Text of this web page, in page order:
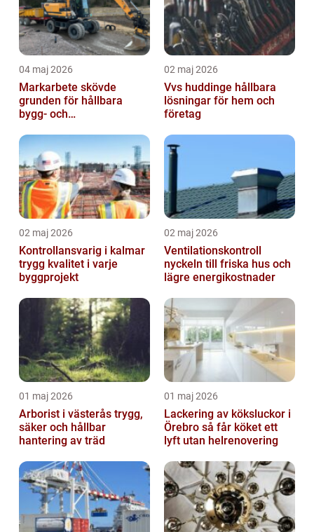
04 maj 2026
Markarbete skövde
grunden för hållbara
bygg- och
02 maj 2026
Vvs huddinge hållbara
lösningar för hem och
företag
02 maj 2026
Kontrollansvarig i kalmar
trygg kvalitet i varje
byggprojekt
02 maj 2026
Ventilationskontroll
nyckeln till friska hus och
lägre energikostnader
01 maj 2026
Arborist i västerås trygg,
säker och hållbar
hantering av träd
01 maj 2026
Lackering av köksluckor i
Örebro så får köket ett
lyft utan helrenovering